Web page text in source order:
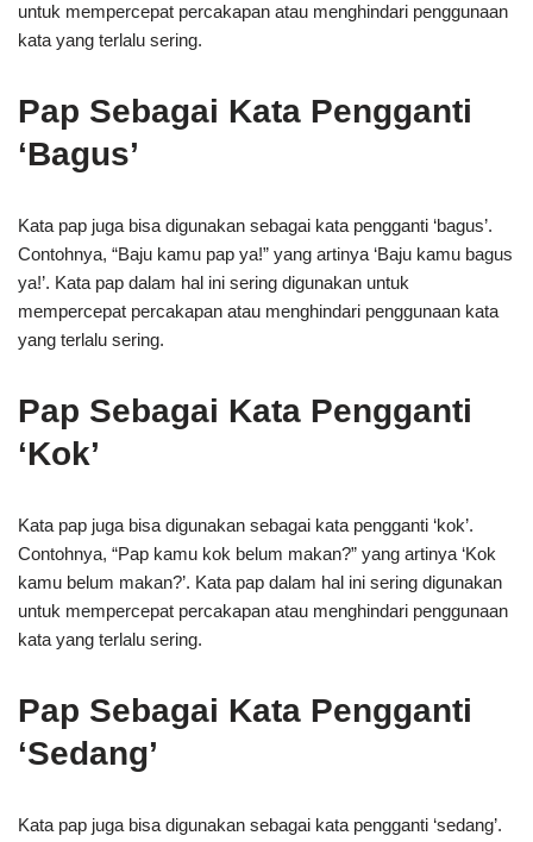
untuk mempercepat percakapan atau menghindari penggunaan
kata yang terlalu sering.
Pap Sebagai Kata Pengganti
‘Bagus’
Kata pap juga bisa digunakan sebagai kata pengganti ‘bagus’.
Contohnya, “Baju kamu pap ya!” yang artinya ‘Baju kamu bagus
ya!’. Kata pap dalam hal ini sering digunakan untuk
mempercepat percakapan atau menghindari penggunaan kata
yang terlalu sering.
Pap Sebagai Kata Pengganti
‘Kok’
Kata pap juga bisa digunakan sebagai kata pengganti ‘kok’.
Contohnya, “Pap kamu kok belum makan?” yang artinya ‘Kok
kamu belum makan?’. Kata pap dalam hal ini sering digunakan
untuk mempercepat percakapan atau menghindari penggunaan
kata yang terlalu sering.
Pap Sebagai Kata Pengganti
‘Sedang’
Kata pap juga bisa digunakan sebagai kata pengganti ‘sedang’.